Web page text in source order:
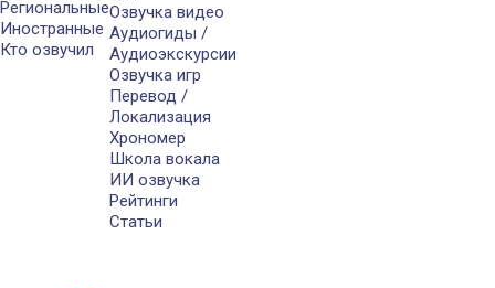
Региональные
Иностранные
Кто озвучил
Озвучка видео
Аудиогиды /
Аудиоэкскурсии
Озвучка игр
Перевод /
Локализация
Хрономер
Школа вокала
ИИ озвучка
Рейтинги
Статьи